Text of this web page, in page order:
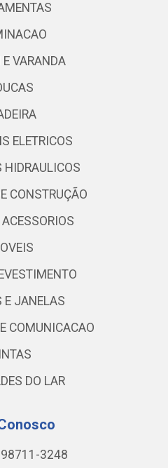
VARANDA
ELETRICOS
HIDRAULICOS
CONSTRUÇÃO
E JANELAS
COMUNICACAO
DO LAR
3248